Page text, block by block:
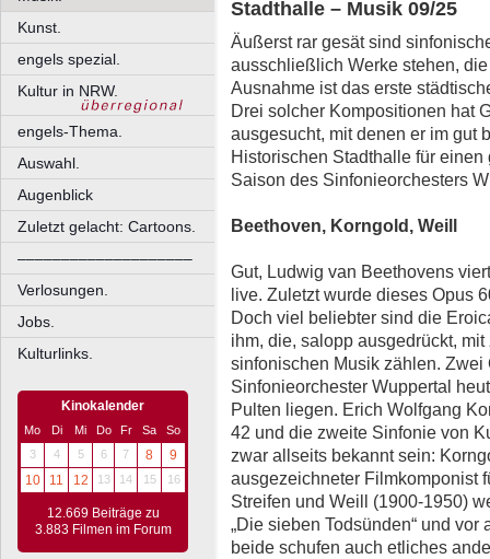
Kunst.
engels spezial.
Kultur in NRW.
engels-Thema.
Auswahl.
Augenblick
Zuletzt gelacht: Cartoons.
––––––––––––––––––––
Verlosungen.
Jobs.
Kulturlinks.
Kinokalender
Mo Di Mi Do Fr Sa
So
3
4 5 6 7 8
9
10
11 12 13 14 15 16
12.669 Beiträge zu
3.883 Filmen im Forum
Stadthalle – Musik 09/25
Äußerst rar gesät sind
ausschließlich Werke stehen,
Ausnahme ist das erste
Drei solcher Kompositionen hat
ausgesucht, mit denen er im gut
Historischen Stadthalle für
Saison des Sinfonieorchesters
Beethoven, Korngold, Weill
Gut, Ludwig van Beethovens
live. Zuletzt wurde dieses Opus
Doch viel beliebter sind die
ihm, die, salopp ausgedrückt,
sinfonischen Musik zählen. Zwei
Sinfonieorchester Wuppertal
Pulten liegen. Erich Wolfgang
42 und die zweite Sinfonie von
zwar allseits bekannt sein:
ausgezeichneter Filmkomponist
Streifen und Weill (1900-1950)
„Die sieben Todsünden“ und
beide schufen auch etliches